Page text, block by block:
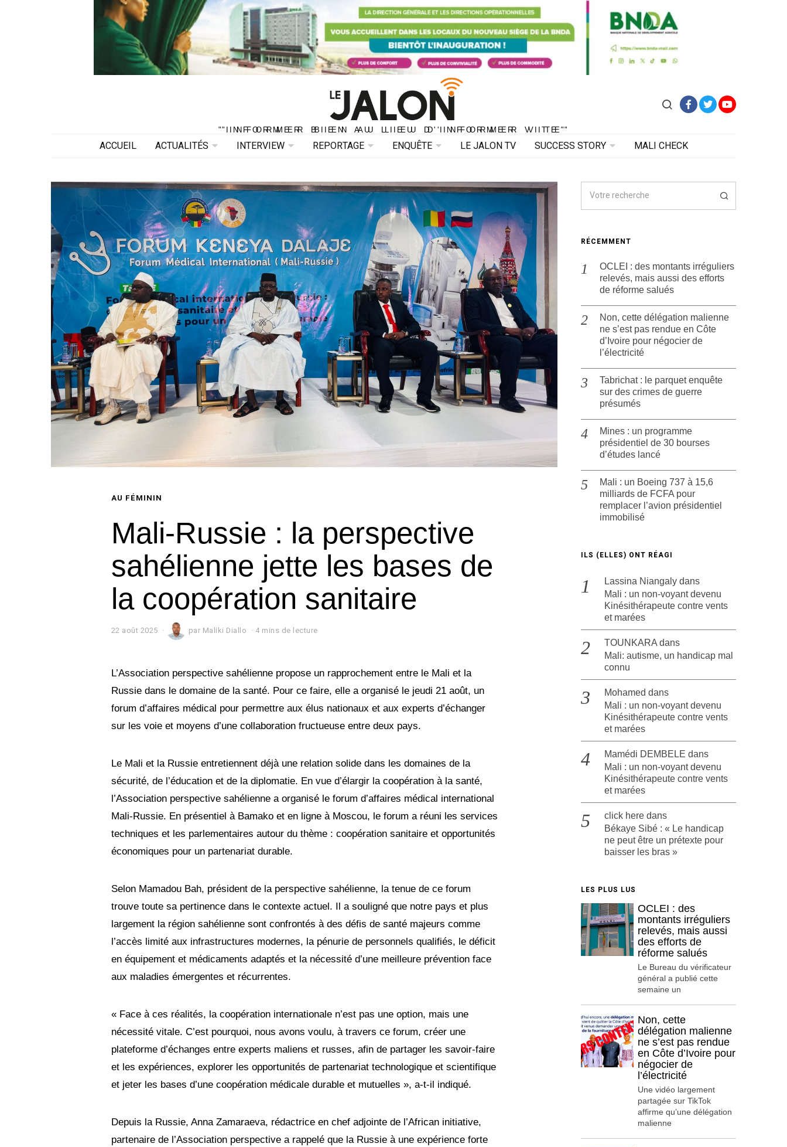
"INFORMER BIEN AU LIEU D'INFORMER VITE"
"INFORMER BIEN AU LIEU D'INFORMER VITE"
ACCUEIL ACTUALITÉS INTERVIEW REPORTAGE ENQUÊTE LE JALON TV SUCCESS STORY MALI CHECK
AU FÉMININ
Mali-Russie : la perspective
sahélienne jette les bases de
la coopération sanitaire
22 août 2025 par Maliki Diallo 4 mins de lecture
L’Association perspective sahélienne propose un rapprochement entre le Mali et la
Russie dans le domaine de la santé. Pour ce faire, elle a organisé le jeudi 21 août, un
forum d’affaires médical pour permettre aux élus nationaux et aux experts d’échanger
sur les voie et moyens d’une collaboration fructueuse entre deux pays.
Le Mali et la Russie entretiennent déjà une relation solide dans les domaines de la
sécurité, de l’éducation et de la diplomatie. En vue d’élargir la coopération à la santé,
l’Association perspective sahélienne a organisé le forum d’affaires médical international
Mali-Russie. En présentiel à Bamako et en ligne à Moscou, le forum a réuni les services
techniques et les parlementaires autour du thème : coopération sanitaire et opportunités
économiques pour un partenariat durable.
Selon Mamadou Bah, président de la perspective sahélienne, la tenue de ce forum
trouve toute sa pertinence dans le contexte actuel. Il a souligné que notre pays et plus
largement la région sahélienne sont confrontés à des défis de santé majeurs comme
l’accès limité aux infrastructures modernes, la pénurie de personnels qualifiés, le déficit
en équipement et médicaments adaptés et la nécessité d’une meilleure prévention face
aux maladies émergentes et récurrentes.
« Face à ces réalités, la coopération internationale n’est pas une option, mais une
nécessité vitale. C’est pourquoi, nous avons voulu, à travers ce forum, créer une
plateforme d’échanges entre experts maliens et russes, afin de partager les savoir-faire
et les expériences, explorer les opportunités de partenariat technologique et scientifique
et jeter les bases d’une coopération médicale durable et mutuelles », a-t-il indiqué.
Depuis la Russie, Anna Zamaraeva, rédactrice en chef adjointe de l’African initiative,
partenaire de l’Association perspective a rappelé que la Russie à une expérience forte
RÉCEMMENT
OCLEI : des montants irréguliers
relevés, mais aussi des efforts
de réforme salués
Non, cette délégation malienne
ne s’est pas rendue en Côte
d’Ivoire pour négocier de
l’électricité
Tabrichat : le parquet enquête
sur des crimes de guerre
présumés
Mines : un programme
présidentiel de 30 bourses
d’études lancé
Mali : un Boeing 737 à 15,6
milliards de FCFA pour
remplacer l’avion présidentiel
immobilisé
ILS (ELLES) ONT RÉAGI
Lassina Niangaly dans
Mali : un non-voyant devenu
Kinésithérapeute contre vents
et marées
TOUNKARA dans
Mali: autisme, un handicap mal
connu
Mohamed dans
Mali : un non-voyant devenu
Kinésithérapeute contre vents
et marées
Mamédi DEMBELE dans
Mali : un non-voyant devenu
Kinésithérapeute contre vents
et marées
click here dans
Békaye Sibé : « Le handicap
ne peut être un prétexte pour
baisser les bras »
LES PLUS LUS
OCLEI : des
montants irréguliers
relevés, mais aussi
des efforts de
réforme salués
Le Bureau du vérificateur
général a publié cette
semaine un
Non, cette
délégation malienne
ne s’est pas rendue
en Côte d’Ivoire pour
négocier de
l’électricité
Une vidéo largement
partagée sur TikTok
affirme qu’une délégation
malienne